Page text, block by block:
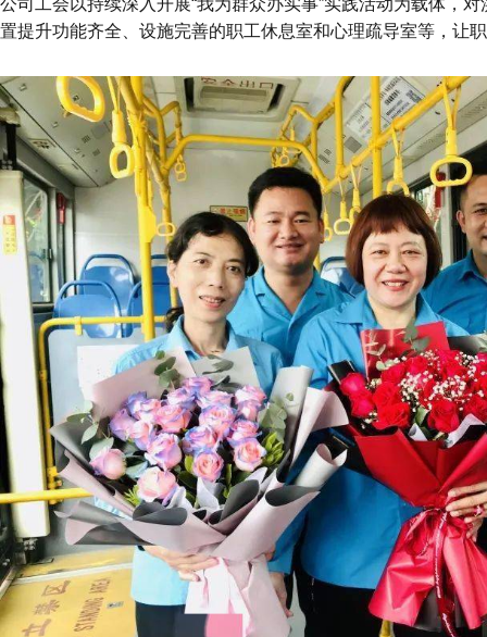
置提升功能齐全、设施完善的职工休息室和心理疏导室等，让